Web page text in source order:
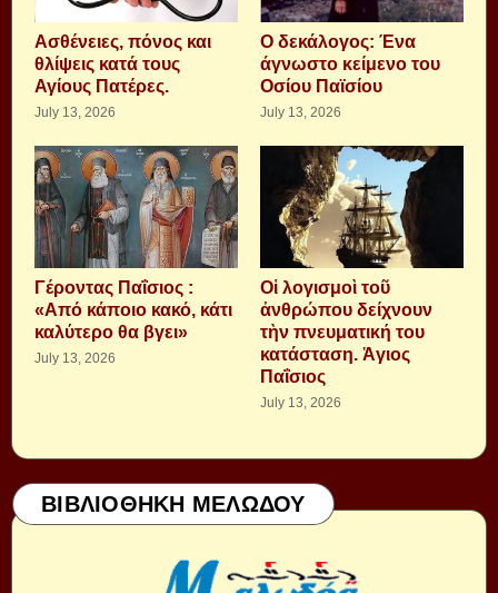
Aσθένειες, πόνος και
θλίψεις κατά τους
Αγίους Πατέρες.
July 13, 2026
Ο δεκάλογος: Ένα
άγνωστο κείμενο του
Οσίου Παϊσίου
July 13, 2026
Γέροντας Παΐσιος :
«Από κάποιο κακό, κάτι
καλύτερο θα βγει»
July 13, 2026
Οἱ λογισμοὶ τοῦ
ἀνθρώπου δείχνουν
τὴν πνευματική του
κατάσταση. Ἁγιος
Παΐσιος
July 13, 2026
ΒΙΒΛΙΟΘΗΚΗ ΜΕΛΩΔΟΥ